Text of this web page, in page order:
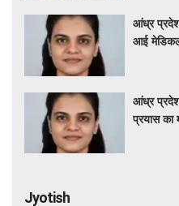
आंध्र
आई मेडिकल
आंध्र
प्रयास का
Jyotish